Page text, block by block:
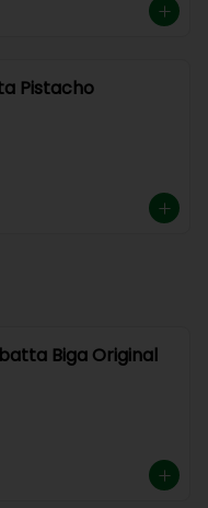
Pistacho
Biga Original